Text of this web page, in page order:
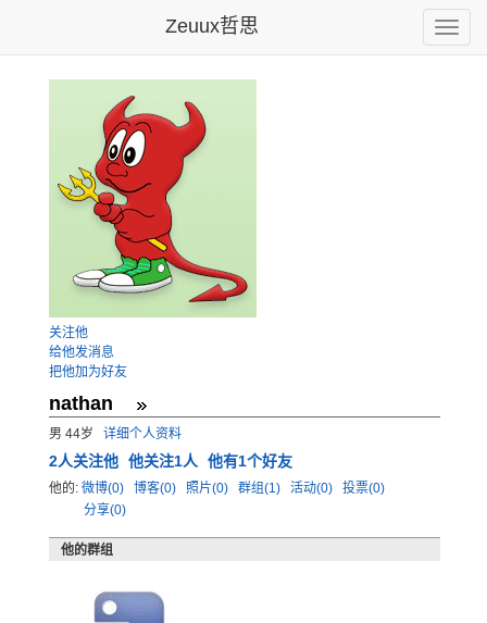
Toggle
Zeuux哲思
关注他
给他发消息
把他加为好友
nathan
男 44岁 详细个人资料
2人关注他 他关注1人 他有1个好友
他的: 微博(0) 博客(0) 照片(0) 群组(1) 活动(0)
投票(0)
分享(0)
他的群组